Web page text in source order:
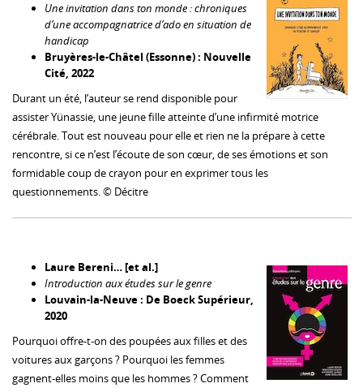
Une invitation dans ton monde : chroniques
d’une accompagnatrice d’ado en situation de
handicap
Bruyères-le-Châtel (Essonne) : Nouvelle
Cité, 2022
Durant un été, l’auteur se rend disponible pour
assister Yünassie, une jeune fille atteinte d’une infirmité motrice
cérébrale. Tout est nouveau pour elle et rien ne la prépare à cette
rencontre, si ce n’est l’écoute de son cœur, de ses émotions et son
formidable coup de crayon pour en exprimer tous les
questionnements. © Décitre
Laure Bereni… [et al.]
Introduction aux études sur le genre
Louvain-la-Neuve : De Boeck Supérieur,
2020
Pourquoi offre-t-on des poupées aux filles et des
voitures aux garçons ? Pourquoi les femmes
gagnent-elles moins que les hommes ? Comment